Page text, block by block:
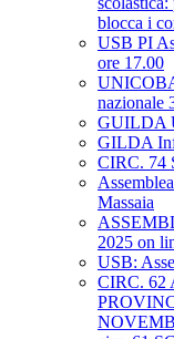
blocca i
USB PI
ore 17.00
nazionale
GUILDA
GILDA
CIRC. 74
Massaia
2025 on
USB:
CIRC. 62